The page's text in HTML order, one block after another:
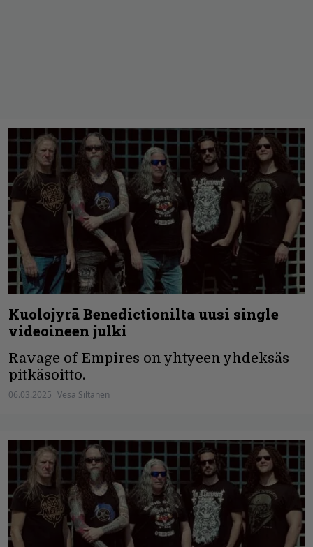
Kuolojyrä Benedictionilta uusi single
videoineen julki
Ravage of Empires on yhtyeen yhdeksäs
pitkäsoitto.
06.03.2025 Vesa Siltanen